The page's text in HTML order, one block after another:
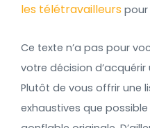
les télétravailleurs pour
Ce texte n’a pas pour
votre décision
Plutôt de vous offrir une
exhaustives que